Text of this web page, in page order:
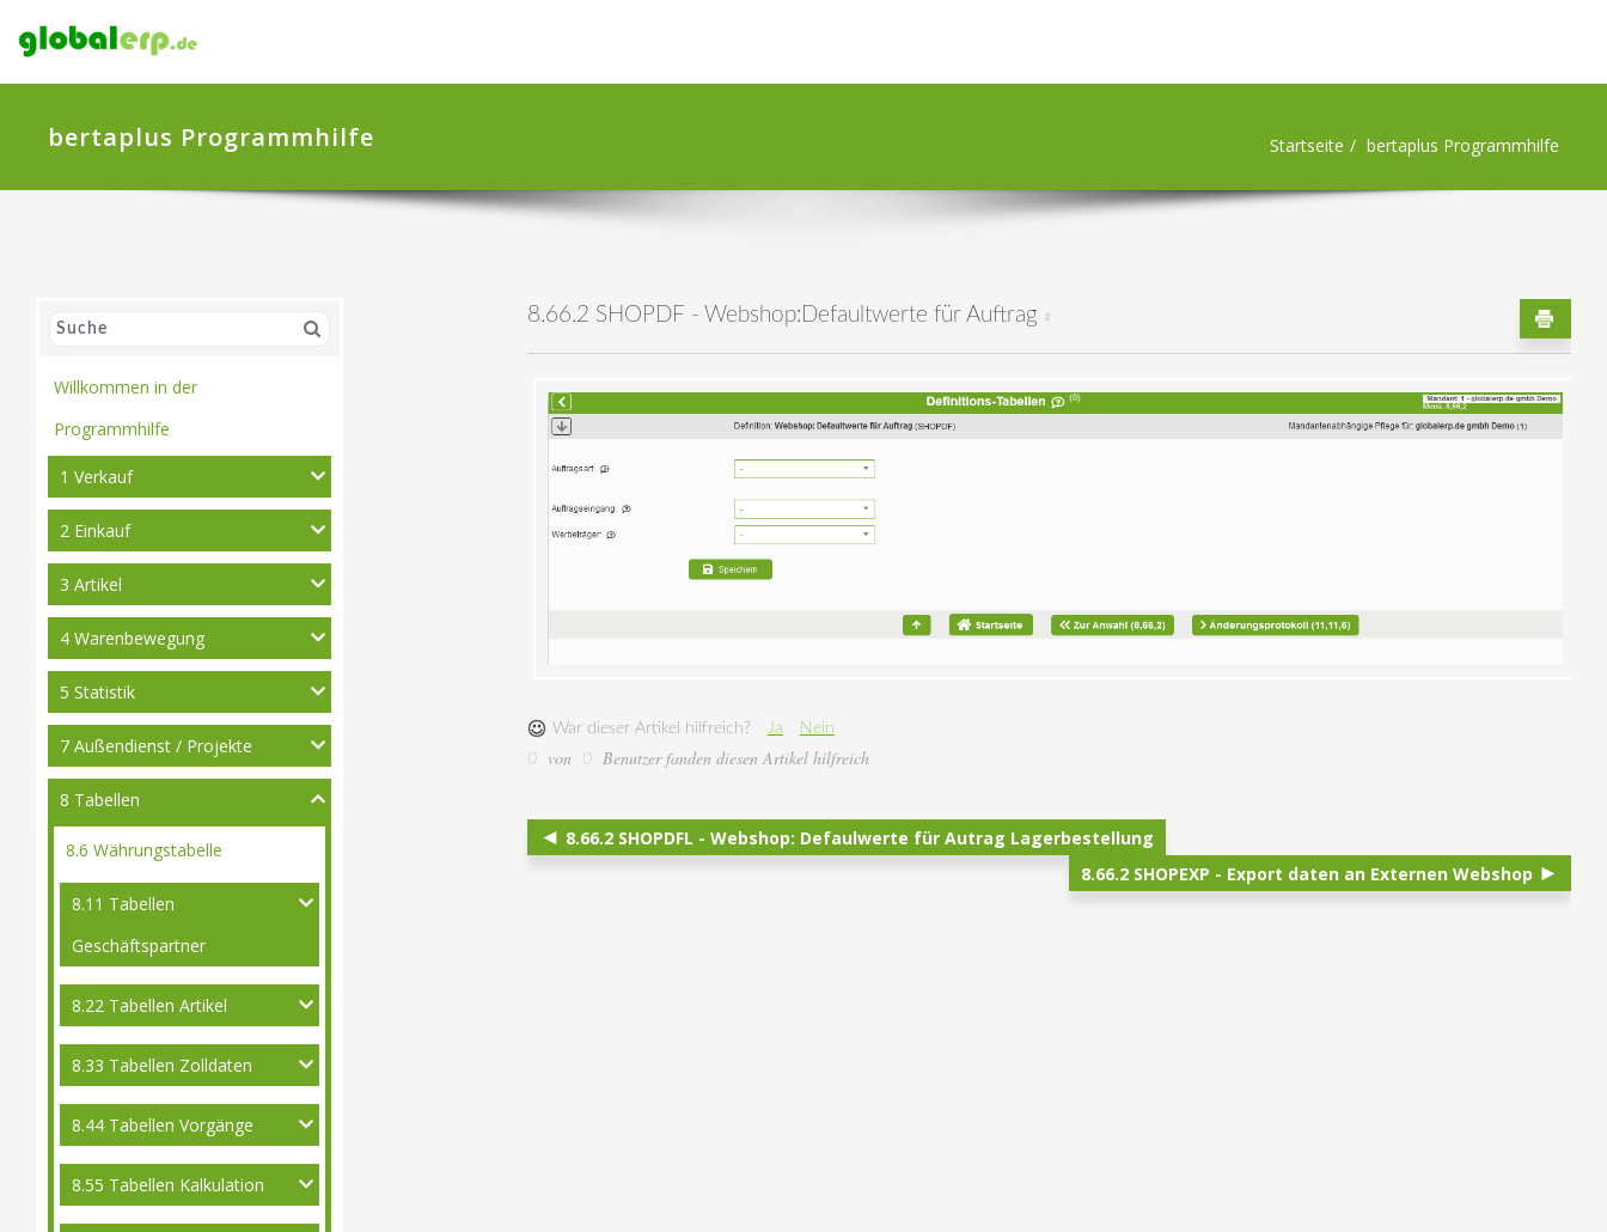
bertaplus Programmhilfe Startseite bertaplus Programmhilfe
Willkommen in der
Programmhilfe
1 Verkauf
2 Einkauf
3 Artikel
4 Warenbewegung
5 Statistik
7 Außendienst / Projekte
8 Tabellen
8.6 Währungstabelle
8.11 Tabellen
Geschäftspartner
8.22 Tabellen Artikel
8.33 Tabellen Zolldaten
8.44 Tabellen Vorgänge
8.55 Tabellen Kalkulation
8.66.2 SHOPDF - Webshop:Defaultwerte für Auftrag #
War dieser Artikel hilfreich? Ja
Nein
0
von 0 Benutzer fanden diesen Artikel hilfreich
8.66.2 SHOPDFL - Webshop: Defaulwerte für Autrag Lagerbestellung
8.66.2 SHOPEXP - Export daten an Externen Webshop